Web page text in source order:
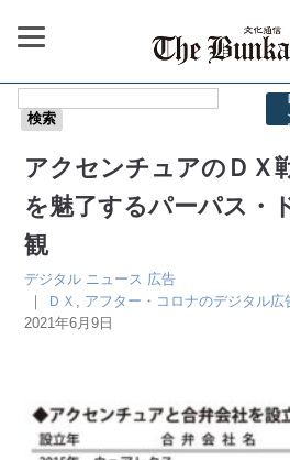
アクセンチュアのＤ
を魅了するパーパス・
観
デジタル ニュース 広告
｜
ＤＸ アフター・コロナのデジタル広
2021年6月9日